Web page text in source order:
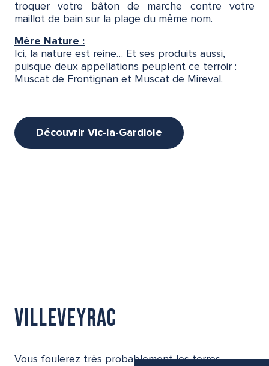
troquer votre bâton de marche contre votre
maillot de bain sur la plage du même nom.
Mère Nature :
Ici, la nature est reine… Et ses produits aussi,
puisque deux appellations peuplent ce terroir :
Muscat de Frontignan et Muscat de Mireval.
Découvrir Vic-la-Gardiole
Villeveyrac
Vous foulerez très probablement les terres